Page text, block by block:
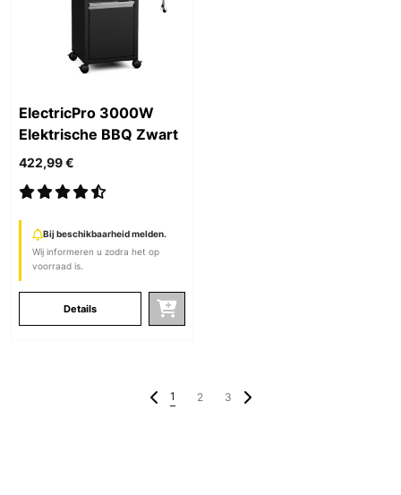
ElectricPro 3000W
Elektrische BBQ Zwart
422,99 €
Bij beschikbaarheid melden.
Wij informeren u zodra het op
voorraad is.
Details
1 2 3